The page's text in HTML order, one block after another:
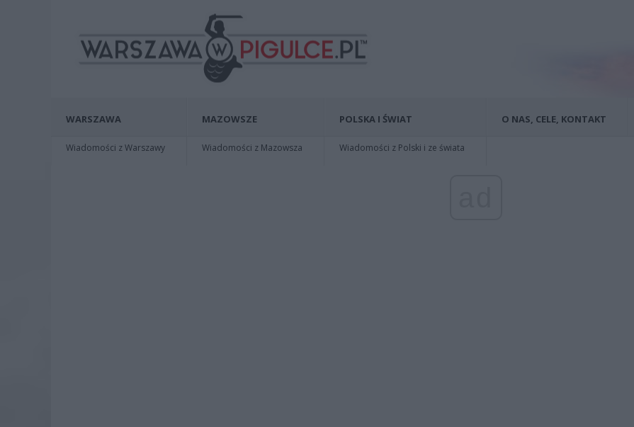
WARSZAWA
Wiadomości z Warszawy
MAZOWSZE
Wiadomości z Mazowsza
POLSKA I ŚWIAT
Wiadomości z Polski i ze świata
O NAS, CELE, KONTAKT